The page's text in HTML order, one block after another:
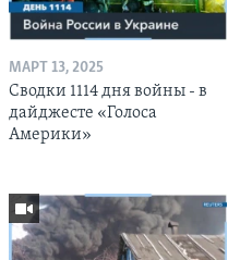
МАРТ 13, 2025
Сводки 1114 дня войны - в
дайджесте «Голоса
Америки»